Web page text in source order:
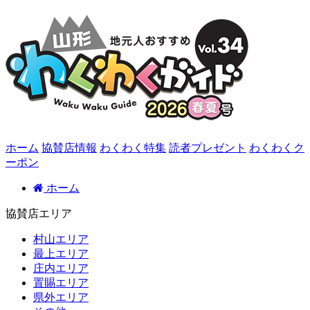
ホーム 協賛店情報 わくわく特集 読者プレゼント わくわくク
ーポン
ホーム
協賛店エリア
村山エリア
最上エリア
庄内エリア
置賜エリア
県外エリア